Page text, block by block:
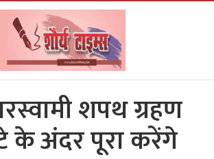
शपथ ग्रहण
के अंदर पूरा करेंगे